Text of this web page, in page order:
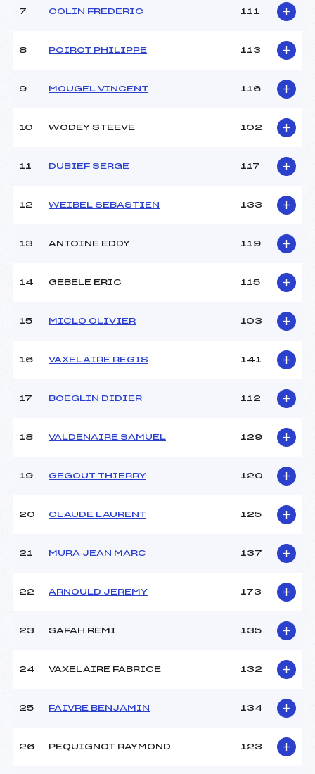
Catégorie :
JE/SEN
7 COLIN FREDERIC 111
8 POIROT PHILIPPE 113
9 MOUGEL VINCENT 116
10 WODEY STEEVE 102
11 DUBIEF SERGE 117
12 WEIBEL SEBASTIEN 133
13 ANTOINE EDDY 119
14 GEBELE ERIC 115
15 MICLO OLIVIER 103
16 VAXELAIRE REGIS 141
17 BOEGLIN DIDIER 112
18 VALDENAIRE SAMUEL 129
19 GEGOUT THIERRY 120
20 CLAUDE LAURENT 125
21 MURA JEAN MARC 137
22 ARNOULD JEREMY 173
23 SAFAH REMI 135
24 VAXELAIRE FABRICE 132
25 FAIVRE BENJAMIN 134
26 PEQUIGNOT RAYMOND 123